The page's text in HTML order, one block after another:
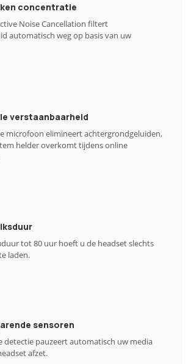
concentratie
Noise Cancellation filtert
automatisch weg op basis van uw
verstaanbaarheid
microfoon elimineert achtergrondgeluiden,
helder overkomt tijdens online
tot 80 uur hoeft u de headset slechts
laden.
sensoren
detectie pauzeert automatisch uw media
afzet.